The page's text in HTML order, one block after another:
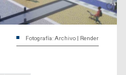
Fotografía: Archivo | Render